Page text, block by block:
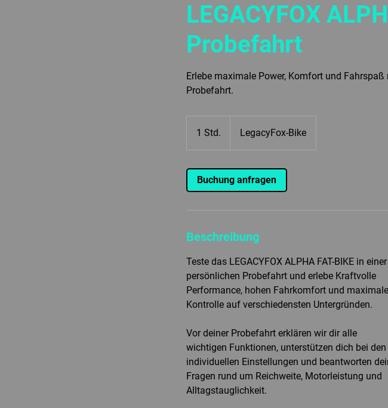
LEGACYFOX
Probefahrt
Erlebe maximale Power, Komfort und Fahrspaß
Probefahrt.
1 Std.
d
LegacyFox-Bike
Buchung anfragen
Beschreibung
Teste das LEGACYFOX ALPHA FAT-BIKE in einer
persönlichen Probefahrt und erlebe Kraftvolle
Performance, hohen Fahrkomfort und maximale
Kontrolle auf verschiedensten Untergründen.
Vor deiner Probefahrt erklären wir dir alle
wichtigen Funktionen, unterstützen dich bei den
individuellen Einstellungen und beantworten
Fragen rund um Reichweite, Motorleistung und
Alltagstauglichkeit.